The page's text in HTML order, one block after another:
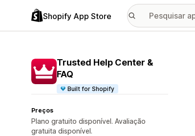
Shopify App Store
Trusted Help Center &
FAQ
Built for Shopify
Preços
Plano gratuito disponível. Avaliação
gratuita disponível.